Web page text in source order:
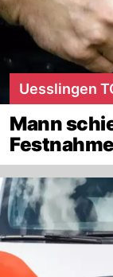
Uesslingen
Mann
Festnahme